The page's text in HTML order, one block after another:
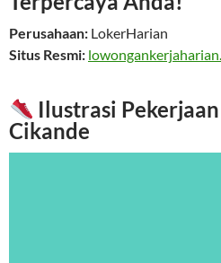
Perusahaan: LokerHarian
Situs Resmi:
Ilustrasi
Cikande